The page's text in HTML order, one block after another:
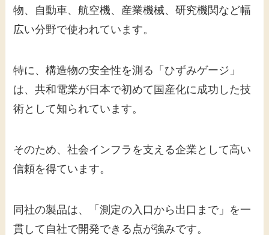
物、自動車、航空機、産業機械、研究機関など幅
広い分野で使われています。
特に、構造物の安全性を測る「ひずみゲージ」
は、共和電業が日本で初めて国産化に成功した技
術として知られています。
そのため、社会インフラを支える企業として高い
信頼を得ています。
同社の製品は、「測定の入口から出口まで」を一
貫して自社で開発できる点が強みです。